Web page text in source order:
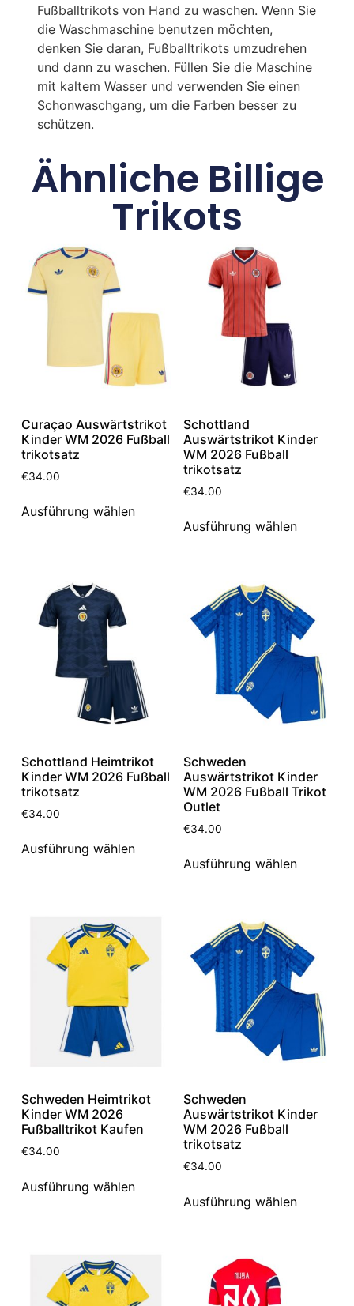
Fußballtrikots von Hand zu waschen. Wenn Sie
die Waschmaschine benutzen möchten,
denken Sie daran, Fußballtrikots umzudrehen
und dann zu waschen. Füllen Sie die Maschine
mit kaltem Wasser und verwenden Sie einen
Schonwaschgang, um die Farben besser zu
schützen.
Ähnliche Billige
Trikots
Curaçao Auswärtstrikot
Kinder WM 2026 Fußball
trikotsatz
€34.00
Ausführung wählen
Schottland
Auswärtstrikot Kinder
WM 2026 Fußball
trikotsatz
€34.00
Ausführung wählen
Schottland Heimtrikot
Kinder WM 2026 Fußball
trikotsatz
€34.00
Ausführung wählen
Schweden
Auswärtstrikot Kinder
WM 2026 Fußball Trikot
Outlet
€34.00
Ausführung wählen
Schweden Heimtrikot
Kinder WM 2026
Fußballtrikot Kaufen
€34.00
Ausführung wählen
Schweden
Auswärtstrikot Kinder
WM 2026 Fußball
trikotsatz
€34.00
Ausführung wählen